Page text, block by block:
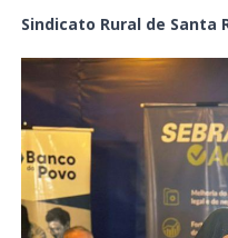
Sindicato Rural de Santa